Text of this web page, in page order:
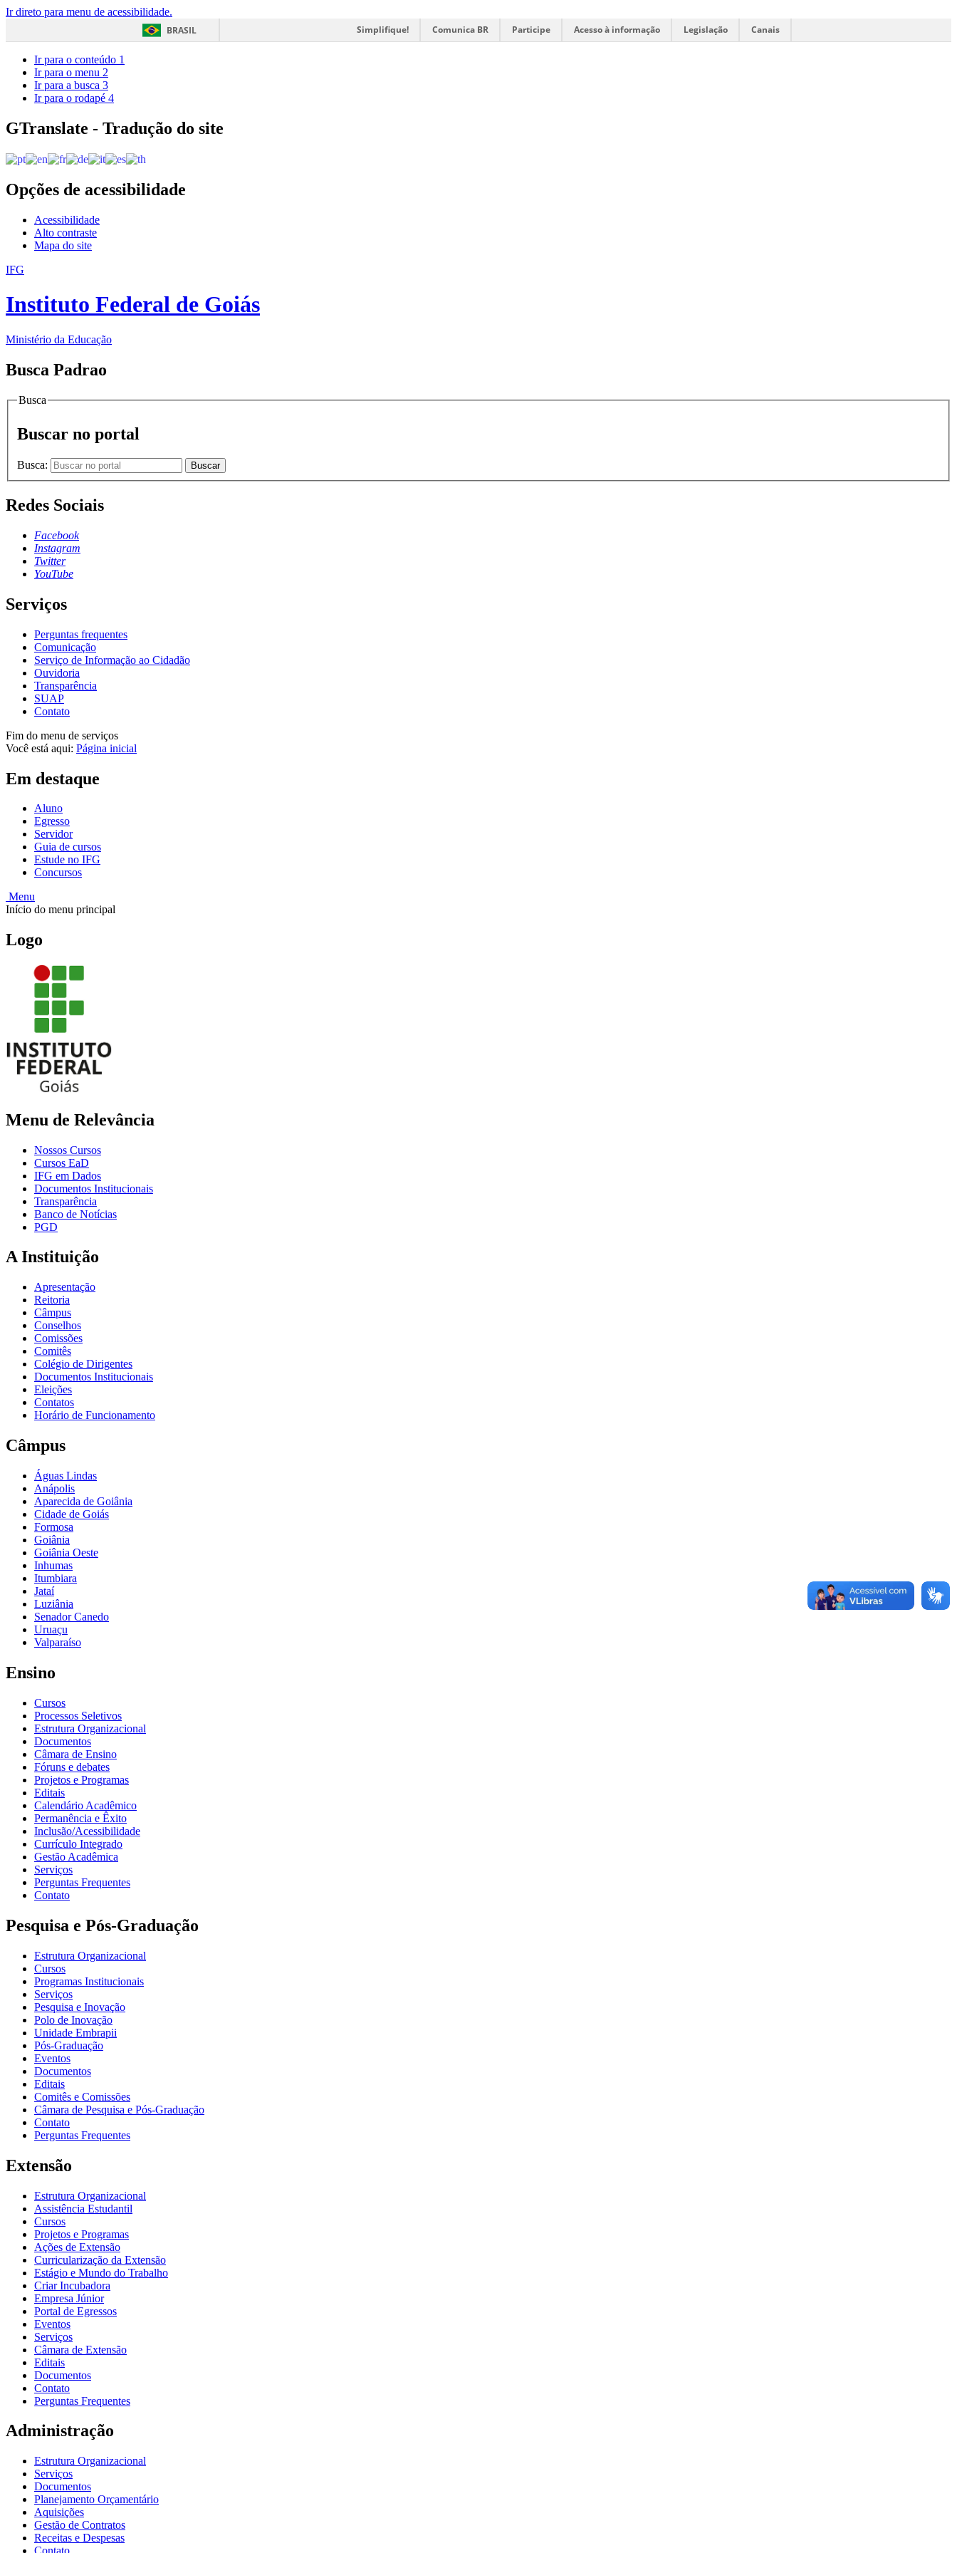
Ir direto para menu de acessibilidade.
BRASIL
Simplifique! Comunica BR Participe Acesso à informação Legislação Canais
Ir para o conteúdo 1
Ir para o menu 2
Ir para a busca 3
Ir para o rodapé 4
GTranslate - Tradução do site
Opções de acessibilidade
Acessibilidade
Alto contraste
Mapa do site
IFG
Instituto Federal de Goiás
Ministério da Educação
Busca Padrao
Busca
Buscar no portal
Busca: Buscar
Redes Sociais
Facebook
Instagram
Twitter
YouTube
Serviços
Perguntas frequentes
Comunicação
Serviço de Informação ao Cidadão
Ouvidoria
Transparência
SUAP
Contato
Fim do menu de serviços
Você está aqui: Página inicial
Em destaque
Aluno
Egresso
Servidor
Guia de cursos
Estude no IFG
Concursos
Menu
Início do menu principal
Logo
Menu de Relevância
Nossos Cursos
Cursos EaD
IFG em Dados
Documentos Institucionais
Transparência
Banco de Notícias
PGD
A Instituição
Apresentação
Reitoria
Câmpus
Conselhos
Comissões
Comitês
Colégio de Dirigentes
Documentos Institucionais
Eleições
Contatos
Horário de Funcionamento
Câmpus
Águas Lindas
Anápolis
Aparecida de Goiânia
Cidade de Goiás
Formosa
Goiânia
Goiânia Oeste
Inhumas
Itumbiara
Jataí
Luziânia
Senador Canedo
Uruaçu
Valparaíso
Ensino
Cursos
Processos Seletivos
Estrutura Organizacional
Documentos
Câmara de Ensino
Fóruns e debates
Projetos e Programas
Editais
Calendário Acadêmico
Permanência e Êxito
Inclusão/Acessibilidade
Currículo Integrado
Gestão Acadêmica
Serviços
Perguntas Frequentes
Contato
Pesquisa e Pós-Graduação
Estrutura Organizacional
Cursos
Programas Institucionais
Serviços
Pesquisa e Inovação
Polo de Inovação
Unidade Embrapii
Pós-Graduação
Eventos
Documentos
Editais
Comitês e Comissões
Câmara de Pesquisa e Pós-Graduação
Contato
Perguntas Frequentes
Extensão
Estrutura Organizacional
Assistência Estudantil
Cursos
Projetos e Programas
Ações de Extensão
Curricularização da Extensão
Estágio e Mundo do Trabalho
Criar Incubadora
Empresa Júnior
Portal de Egressos
Eventos
Serviços
Câmara de Extensão
Editais
Documentos
Contato
Perguntas Frequentes
Administração
Estrutura Organizacional
Serviços
Documentos
Planejamento Orçamentário
Aquisições
Gestão de Contratos
Receitas e Despesas